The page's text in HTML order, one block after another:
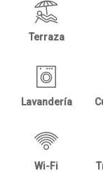
Terraza
Lavandería
Wi-Fi